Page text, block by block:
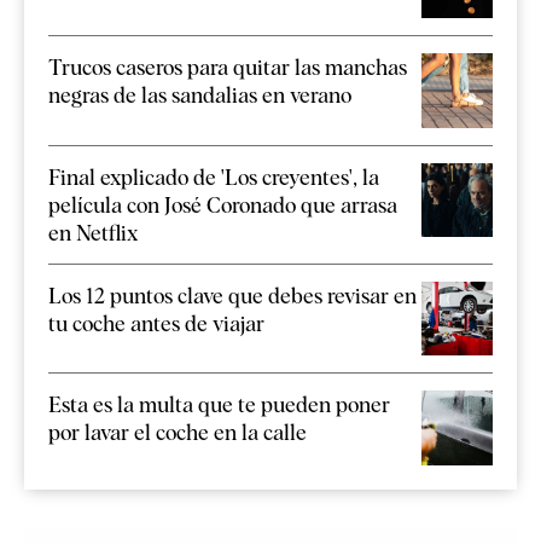
Trucos caseros para quitar las manchas
negras de las sandalias en verano
Final explicado de 'Los creyentes', la
película con José Coronado que arrasa
en Netflix
Los 12 puntos clave que debes revisar en
tu coche antes de viajar
Esta es la multa que te pueden poner
por lavar el coche en la calle